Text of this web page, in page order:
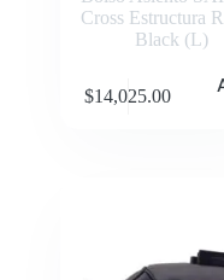
Cross Estructura
Black (L)
$14,025.00